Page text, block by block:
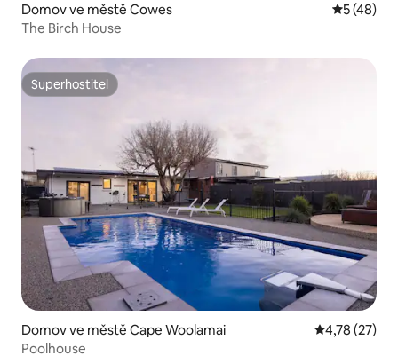
Domov ve městě Cowes Průměrné
5 (48)
The Birch House
Superhostitel
Superhostitel
Domov ve městě Cape Woolamai Průměrné
4,78 (27)
Poolhouse